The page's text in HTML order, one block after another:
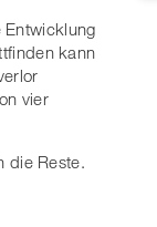
kann
vier
die Reste.